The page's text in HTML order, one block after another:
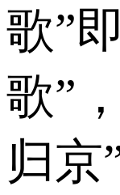
歌”
歌”
归京